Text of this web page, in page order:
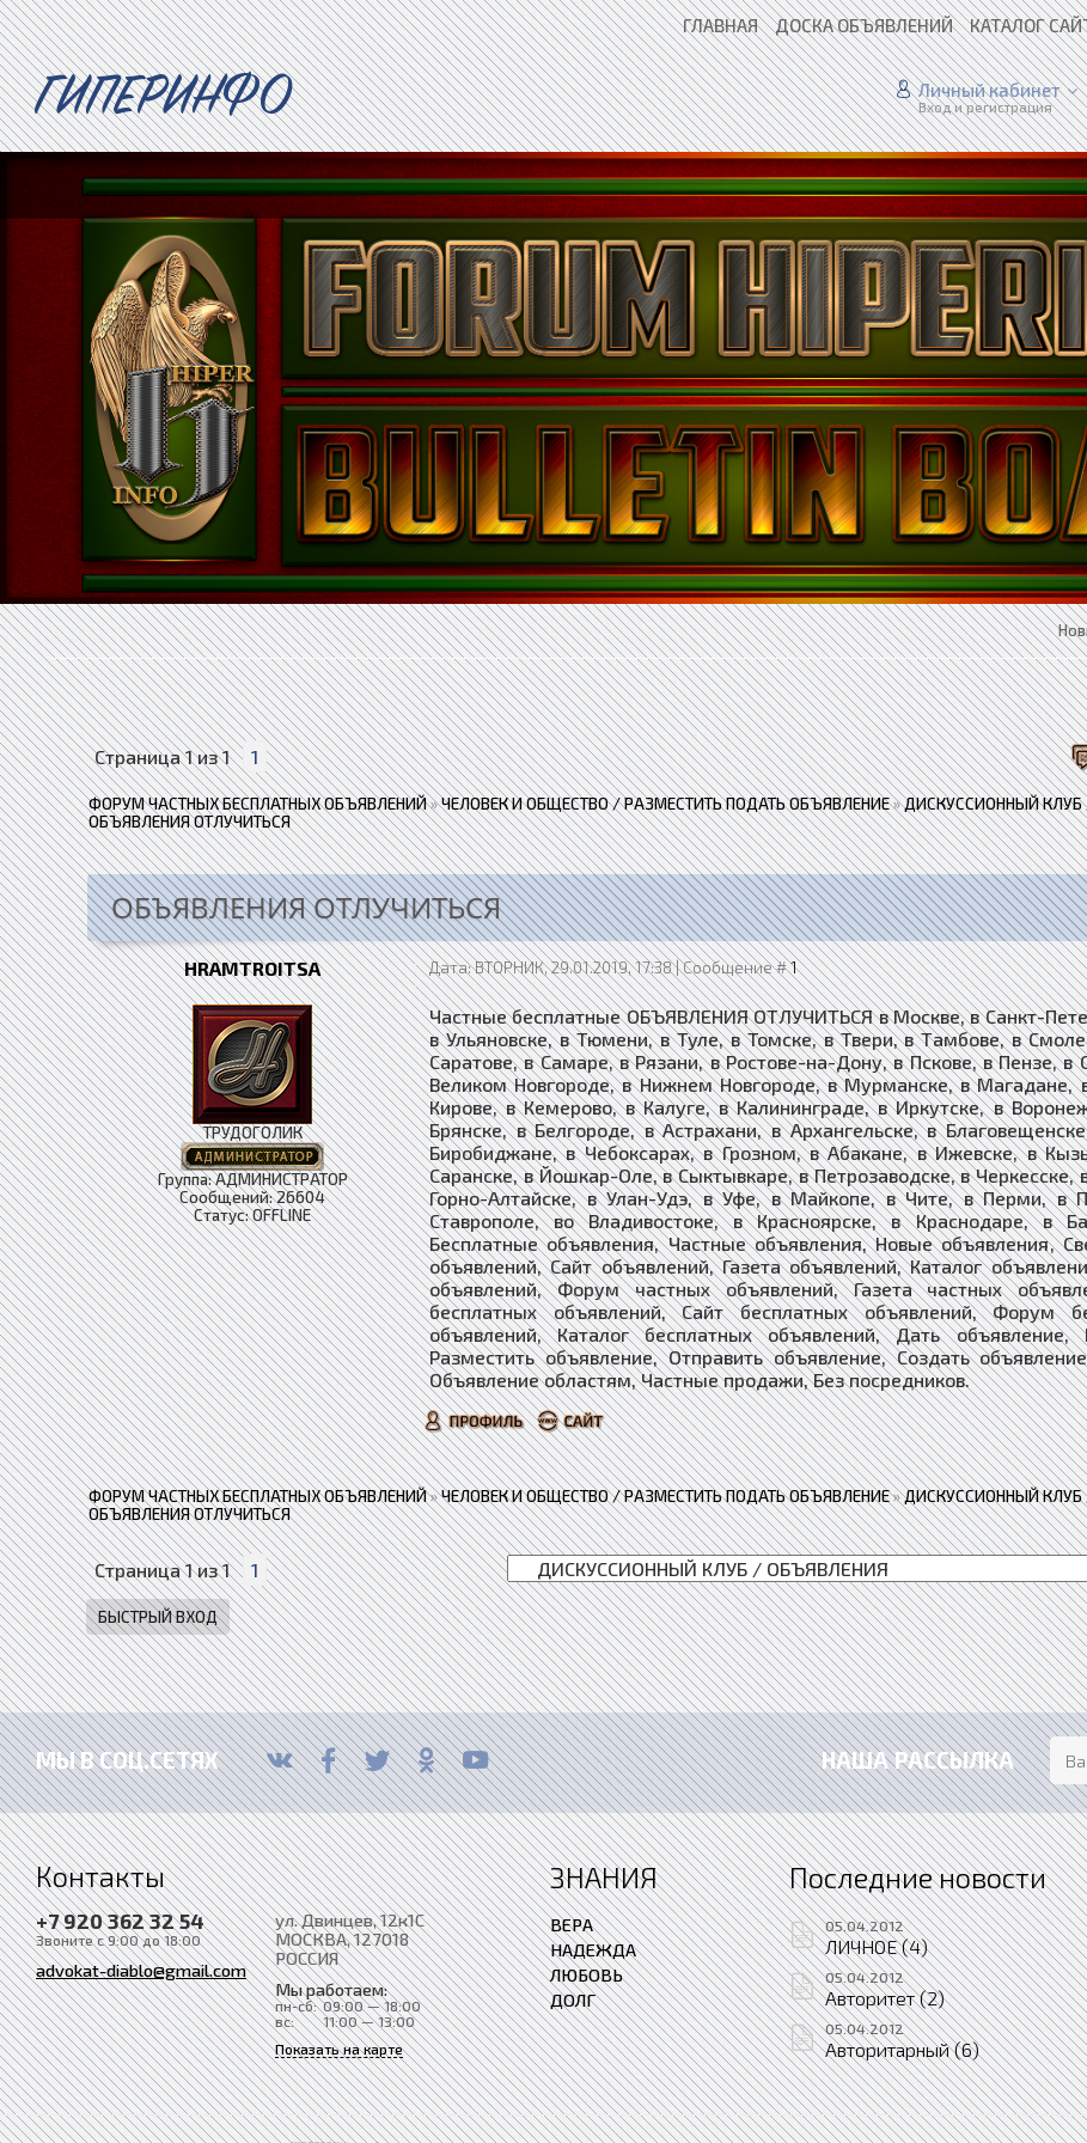
ГЛАВНАЯ ДОСКА ОБЪЯВЛЕНИЙ КАТАЛОГ
ГИПЕРИНФО Личный кабинет
Вход и регистрация
Страница1из1 1
ФОРУМ ЧАСТНЫХ БЕСПЛАТНЫХ ОБЪЯВЛЕНИЙ»ЧЕЛОВЕК И ОБЩЕСТВО / РАЗМЕСТИТЬ ПОДАТЬ ОБЪЯВЛЕНИЕ»ДИСКУССИОННЫЙ
ОБЪЯВЛЕНИЯ ОТЛУЧИТЬСЯ
ОБЪЯВЛЕНИЯ ОТЛУЧИТЬСЯ
HRAMTROITSA Дата: ВТОРНИК, 29.01.2019, 17:38 | Сообщение #1
ТРУДОГОЛИК
Группа: АДМИНИСТРАТОР
Сообщений:26604
Статус:OFFLINE
Частные бесплатные ОБЪЯВЛЕНИЯ ОТЛУЧИТЬСЯ в Москве, в Санкт-
в Ульяновске, в Тюмени, в Туле, в Томске, в Твери, в Тамбове, в
Саратове, в Самаре, в Рязани, в Ростове-на-Дону, в Пскове, в Пензе,
Великом Новгороде, в Нижнем Новгороде, в Мурманске, в Магадане,
Кирове, в Кемерово, в Калуге, в Калининграде, в Иркутске, в
Брянске, в Белгороде, в Астрахани, в Архангельске, в
Биробиджане, в Чебоксарах, в Грозном, в Абакане, в Ижевске, в
Саранске, в Йошкар-Оле, в Сыктывкаре, в Петрозаводске, в
Горно-Алтайске, в Улан-Удэ, в Уфе, в Майкопе, в Чите, в Перми, в
Ставрополе, во Владивостоке, в Красноярске, в Краснодаре, в
Бесплатные объявления, Частные объявления, Новые объявления,
объявлений, Сайт объявлений, Газета объявлений, Каталог
объявлений, Форум частных объявлений, Газета частных
бесплатных объявлений, ​​​Сайт бесплатных объявлений, Форум
объявлений, ​​​​​​​Каталог бесплатных объявлений, Дать
Разместить объявление, Отправить объявление, Создать
Объявление областям, Частные продажи, Без посредников.
ФОРУМ ЧАСТНЫХ БЕСПЛАТНЫХ ОБЪЯВЛЕНИЙ»ЧЕЛОВЕК И ОБЩЕСТВО / РАЗМЕСТИТЬ ПОДАТЬ ОБЪЯВЛЕНИЕ»ДИСКУССИОННЫЙ
ОБЪЯВЛЕНИЯ ОТЛУЧИТЬСЯ
Страница1из1
1
МЫ В СОЦ.СЕТЯХ НАША РАССЫЛКА
Контакты
+7 920 362 32 54
Звоните с 9:00 до 18:00
advokat-diablo@gmail.com
ул. Двинцев, 12к1С
МОСКВА, 127018
РОССИЯ
Мы работаем:
пн-сб: 09:00 — 18:00
вс:
11:00 — 13:00
Показать на карте
ЗНАНИЯ
ВЕРА
НАДЕЖДА
ЛЮБОВЬ
ДОЛГ
Последние новости
05.04.2012
ЛИЧНОЕ (4)
05.04.2012
Авторитет (2)
05.04.2012
Авторитарный (6)